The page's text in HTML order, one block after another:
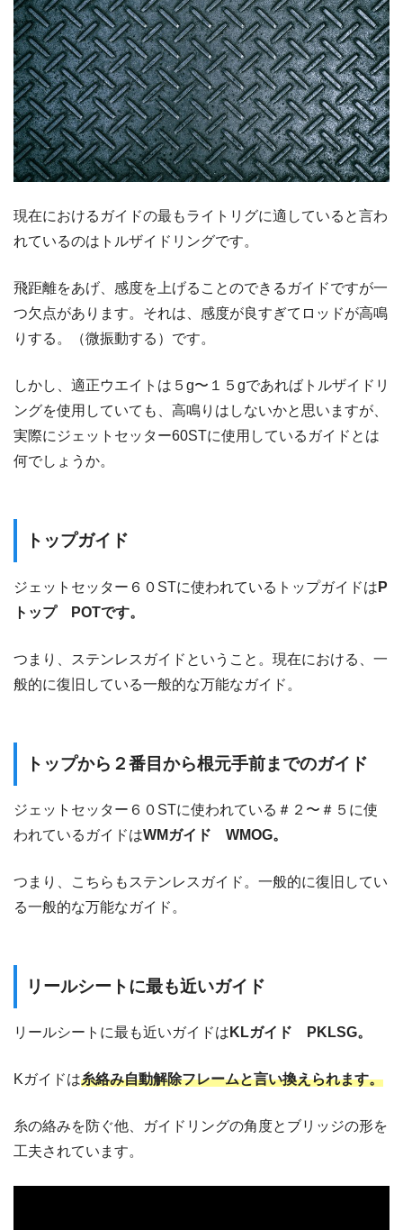
現在におけるガイドの最もライトリグに適していると言わ
れているのはトルザイドリングです。
飛距離をあげ、感度を上げることのできるガイドですが一
つ欠点があります。それは、感度が良すぎてロッドが高鳴
りする。（微振動する）です。
しかし、適正ウエイトは５g〜１５gであればトルザイドリ
ングを使用していても、高鳴りはしないかと思いますが、
実際にジェットセッター60STに使用しているガイドとは
何でしょうか。
トップガイド
ジェットセッター６０STに使われているトップガイドは P
トップ POTです。
つまり、ステンレスガイドということ。現在における、一
般的に復旧している一般的な万能なガイド。
トップから２番目から根元手前までのガイド
ジェットセッター６０STに使われている＃２〜＃５に使
われているガイドはWMガイド WMOG。
つまり、こちらもステンレスガイド。一般的に復旧してい
る一般的な万能なガイド。
リールシートに最も近いガイド
リールシートに最も近いガイドは KLガイド PKLSG。
Kガイドは糸絡み自動解除フレームと言い換えられます。
糸の絡みを防ぐ他、ガイドリングの角度とブリッジの形を
工夫されています。